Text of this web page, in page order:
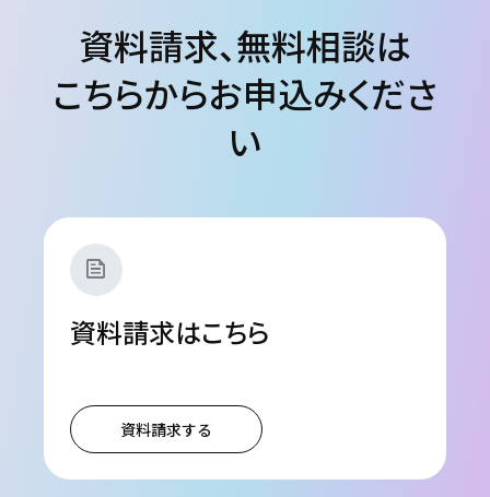
資料請求、無料相談は
こちらからお申込みくださ
い
news
資料請求はこちら
資料請求する